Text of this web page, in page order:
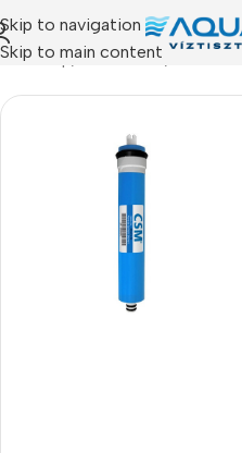
Skip to navigation
Skip to main content
Kezdőlap/Termékeink